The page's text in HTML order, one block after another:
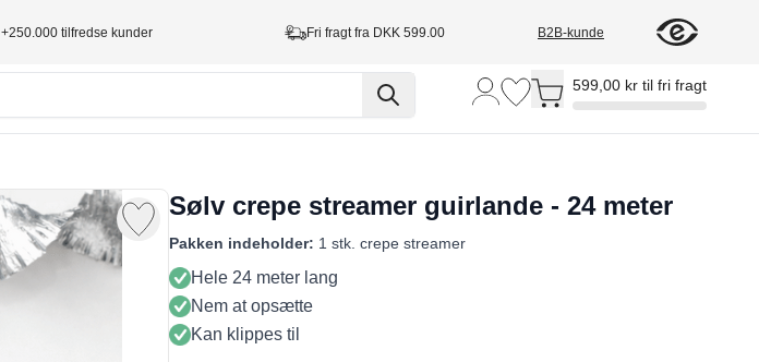
+250.000 tilfredse kunder Fri fragt fra DKK 599.00 B2B-kunde
Toggle minicart, Cart is empty
599,00 kr til fri fragt
Sølv crepe streamer guirlande - 24 meter
Pakken indeholder: 1 stk. crepe streamer
Hele 24 meter lang
Nem at opsætte
Kan klippes til